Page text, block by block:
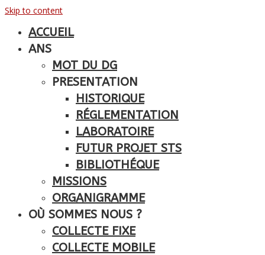
Skip to content
ACCUEIL
ANS
MOT DU DG
PRESENTATION
HISTORIQUE
RÉGLEMENTATION
LABORATOIRE
FUTUR PROJET STS
BIBLIOTHÉQUE
MISSIONS
ORGANIGRAMME
OÙ SOMMES NOUS ?
COLLECTE FIXE
COLLECTE MOBILE